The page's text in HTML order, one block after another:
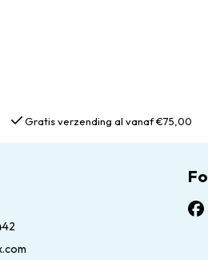
Gratis verzending al vanaf €75,00